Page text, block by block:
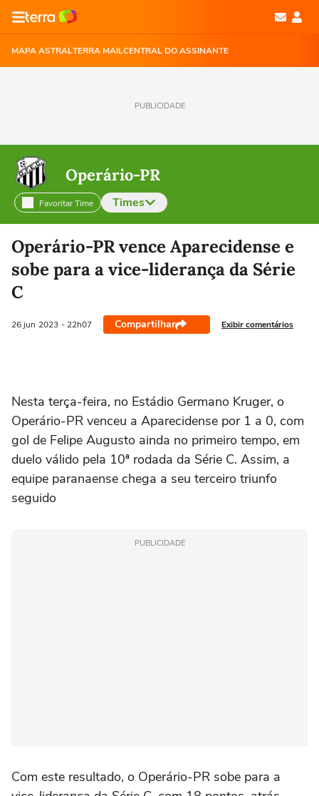
MAPA ASTRALTERRA MAILCENTRAL DO ASSINANTE
PUBLICIDADE
Operário-PR
Favoritar Time Times
Selecione o time para ver as notícias
Operário-PR vence Aparecidense e
sobe para a vice-liderança da Série
C
26 jun 2023 - 22h07 Compartilhar Exibir comentários
Nesta terça-feira, no Estádio Germano Kruger, o
Operário-PR venceu a Aparecidense por 1 a 0, com
gol de Felipe Augusto ainda no primeiro tempo, em
duelo válido pela 10ª rodada da Série C. Assim, a
equipe paranaense chega a seu terceiro triunfo
seguido
PUBLICIDADE
Com este resultado, o Operário-PR sobe para a